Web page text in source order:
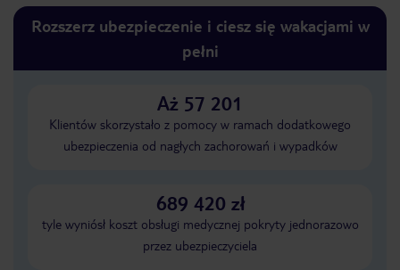
Rozszerz ubezpieczenie i ciesz się wakacjami w
pełni
Aż 57 201
Klientów skorzystało z pomocy w ramach dodatkowego
ubezpieczenia od nagłych zachorowań i wypadków
689 420 zł
tyle wyniósł koszt obsługi medycznej pokryty jednorazowo
przez ubezpieczyciela